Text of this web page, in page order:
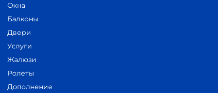
Окна
Балконы
Двери
Услуги
Жалюзи
Ролеты
Дополнение